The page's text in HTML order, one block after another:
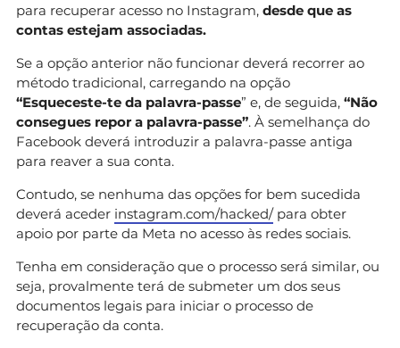
para recuperar acesso no Instagram, desde que as
contas estejam associadas.
Se a opção anterior não funcionar deverá recorrer ao
método tradicional, carregando na opção
“Esqueceste-te da palavra-passe” e, de seguida, “Não
consegues repor a palavra-passe”. À semelhança do
Facebook deverá introduzir a palavra-passe antiga
para reaver a sua conta.
Contudo, se nenhuma das opções for bem sucedida
deverá aceder instagram.com/hacked/para obter
apoio por parte da Meta no acesso às redes sociais.
Tenha em consideração que o processo será similar, ou
seja, provalmente terá de submeter um dos seus
documentos legais para iniciar o processo de
recuperação da conta.